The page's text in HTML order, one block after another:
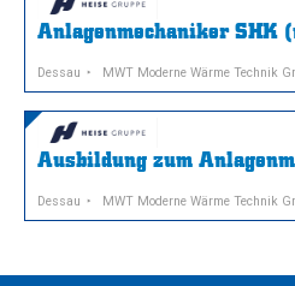
Anlagenmechaniker SHK
Dessau MWT Moderne Wärme Technik
Ausbildung zum
Dessau MWT Moderne Wärme Technik